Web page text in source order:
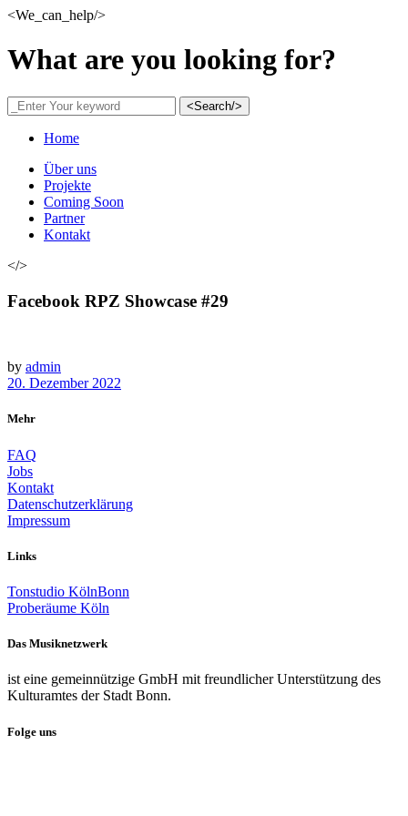
<We_can_help/>
What are you looking for?
<Search/>
Home
Über uns
Projekte
Coming Soon
Partner
Kontakt
</>
Facebook RPZ Showcase #29
by admin
20. Dezember 2022
Mehr
FAQ
Jobs
Kontakt
Datenschutzerklärung
Impressum
Links
Tonstudio KölnBonn
Proberäume Köln
Das Musiknetzwerk
ist eine gemeinnützige GmbH mit freundlicher Unterstützung des
Kulturamtes der Stadt Bonn.
Folge uns